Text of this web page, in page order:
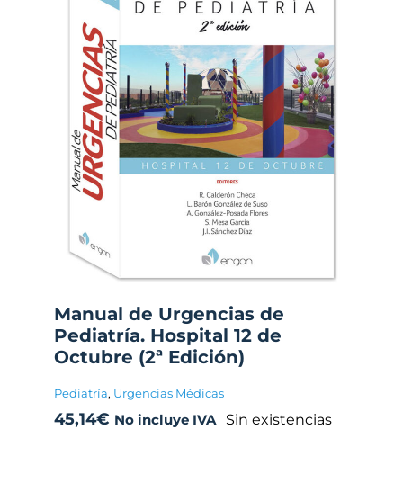
Manual de Urgencias de
Pediatría. Hospital 12 de
Octubre (2ª Edición)
Pediatría, Urgencias Médicas
45,14€ No incluye IVA Sin existencias